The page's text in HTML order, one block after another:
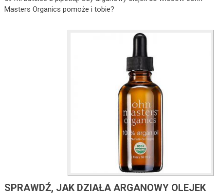
Masters Organics pomoże i tobie?
SPRAWDŹ, JAK DZIAŁA ARGANOWY OLEJEK